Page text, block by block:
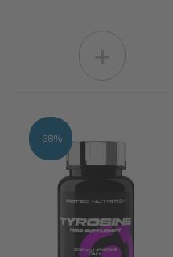
-38%